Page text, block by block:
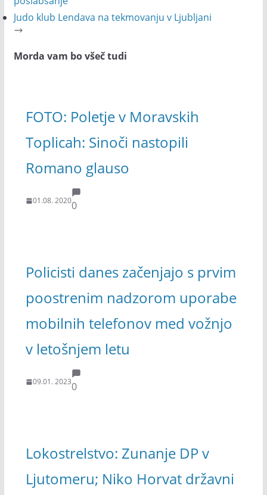
Judo klub Lendava na tekmovanju v Ljubljani
Morda vam bo všeč tudi
FOTO: Poletje v Moravskih
Toplicah: Sinoči nastopili
Romano glauso
01.08. 20200
Policisti danes začenjajo s prvim
poostrenim nadzorom uporabe
mobilnih telefonov med vožnjo
v letošnjem letu
09.01. 20230
Lokostrelstvo: Zunanje DP v
Ljutomeru; Niko Horvat državni